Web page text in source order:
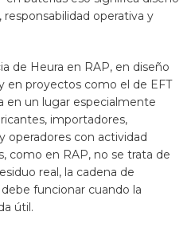
operativa y
de Heura en RAP, en diseño
en proyectos como el de EFT
en un lugar especialmente
importadores,
operadores con actividad
como en RAP, no se trata de
real, la cadena de
funcionar cuando la
útil.